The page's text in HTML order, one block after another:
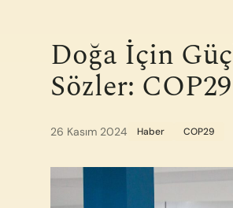
Doğa İçin
Sözler:
26 Kasım 2024 Haber COP29